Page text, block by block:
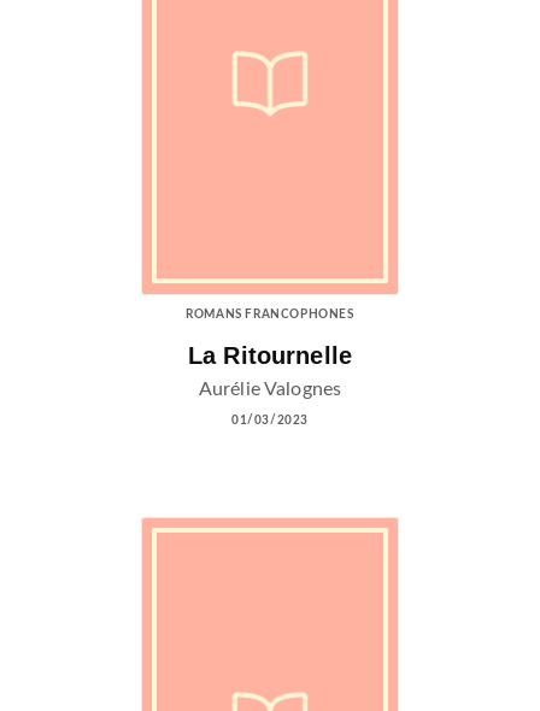
ROMANS FRANCOPHONES
La Ritournelle
Aurélie Valognes
01/03/2023